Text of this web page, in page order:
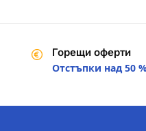
Горещи оферти
Отстъпки над 50